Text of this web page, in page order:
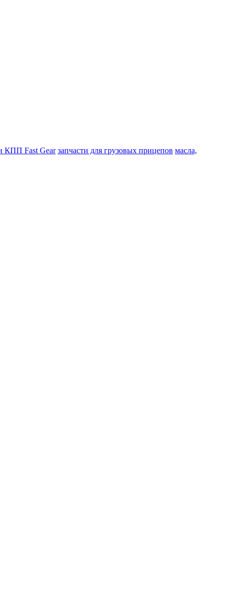
КПП Fast Gear запчасти для грузовых прицепов масла,